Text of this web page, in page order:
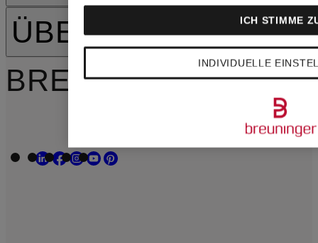
ÜBER BREUNINGER
BREUNINGER
INDIVIDUELLE
ICH STIMME